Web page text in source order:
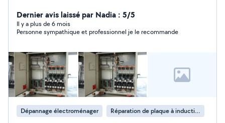
Dernier avis laissé par Nadia : 5/5
Il y a plus de 6 mois
Personne sympathique et professionnel je le recommande
Dépannage électroménager Réparation de plaque à induction